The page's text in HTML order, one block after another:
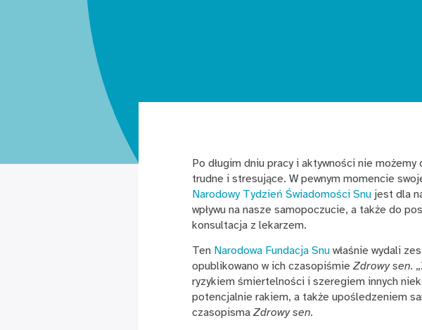
Po długim dniu pracy i aktywności nie
trudne i stresujące. W pewnym momencie
Narodowy Tydzień Świadomości Snu jest dla
wpływu na nasze samopoczucie, a także do
konsultacja z lekarzem.
Ten Narodowa Fundacja Snu właśnie wydali
opublikowano w ich czasopiśmieZdrowy sen.
ryzykiem śmiertelności i szeregiem innych
potencjalnie rakiem, a także upośledzeniem
czasopismaZdrowy sen.